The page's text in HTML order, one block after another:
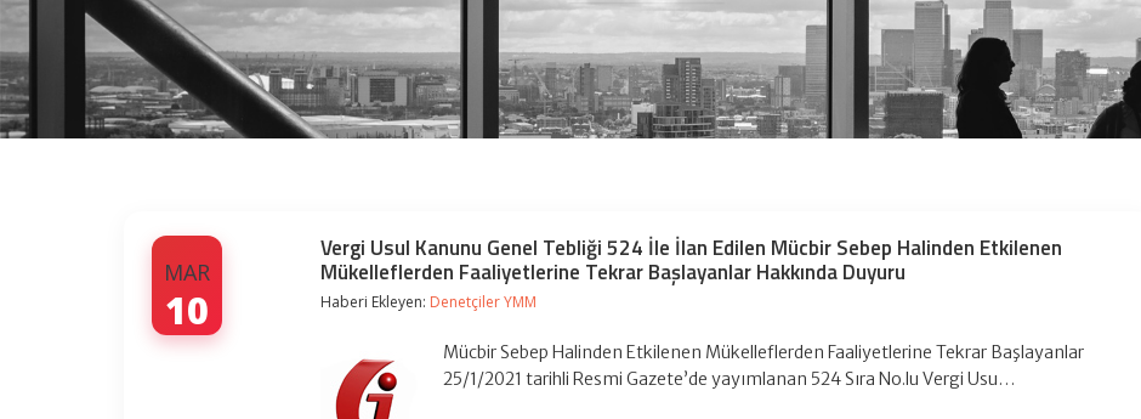
MAR
10
Vergi Usul Kanunu Genel Tebliği 524 İle İlan Edilen Mücbir Sebep Halinden Etkilenen
Mükelleflerden Faaliyetlerine Tekrar Başlayanlar Hakkında Duyuru
Haberi Ekleyen: Denetçiler YMM
Mücbir Sebep Halinden Etkilenen Mükelleflerden Faaliyetlerine Tekrar Başlayanlar
25/1/2021 tarihli Resmi Gazete’de yayımlanan 524 Sıra No.lu Vergi Usu…